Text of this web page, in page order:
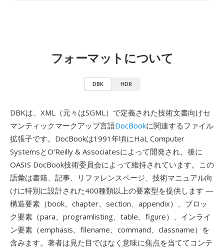
フォーマットについて
DBK HDR
DBKは、XML（元々はSGML）で定義された技術文書向けセ
マンティックマークアップ言語DocBookに関連するファイル
拡張子です。DocBookは1991年頃にHaL Computer
SystemsとO'Reilly & Associatesによって開発され、後に
OASIS DocBook技術委員会によって維持されています。この
語彙は書籍、記事、リファレンスページ、技術マニュアル向
けに特別に設計された400種類以上の要素型を提供します —
構造要素（book、chapter、section、appendix）、ブロッ
ク要素（para、programlisting、table、figure）、インライ
ン要素（emphasis、filename、command、classname）を
含みます。著者は見た目ではなく意味に焦点を当ててコンテ